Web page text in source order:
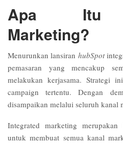
Apa Itu
Marketing?
Menurunkan lansiran hubSpot
pemasaran yang mencakup
melakukan kerjasama. Strategi
campaign tertentu. Dengan
disampaikan melalui seluruh kanal
Integrated marketing
untuk membuat semua kanal